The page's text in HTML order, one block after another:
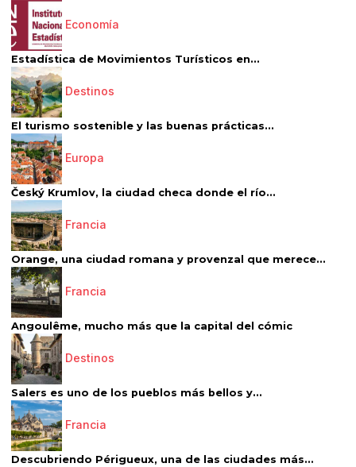
Economía
Estadística de Movimientos Turísticos en...
Destinos
El turismo sostenible y las buenas prácticas...
Europa
Český Krumlov, la ciudad checa donde el río...
Francia
Orange, una ciudad romana y provenzal que merece...
Francia
Angoulême, mucho más que la capital del cómic
Destinos
Salers es uno de los pueblos más bellos y...
Francia
Descubriendo Périgueux, una de las ciudades más...